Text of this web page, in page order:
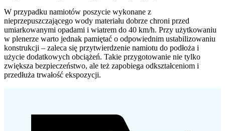
W przypadku namiotów poszycie wykonane z
nieprzepuszczającego wody materiału dobrze chroni przed
umiarkowanymi opadami i wiatrem do 40 km/h. Przy użytkowaniu
w plenerze warto jednak pamiętać o odpowiednim ustabilizowaniu
konstrukcji – zaleca się przytwierdzenie namiotu do podłoża i
użycie dodatkowych obciążeń. Takie przygotowanie nie tylko
zwiększa bezpieczeństwo, ale też zapobiega odkształceniom i
przedłuża trwałość ekspozycji.